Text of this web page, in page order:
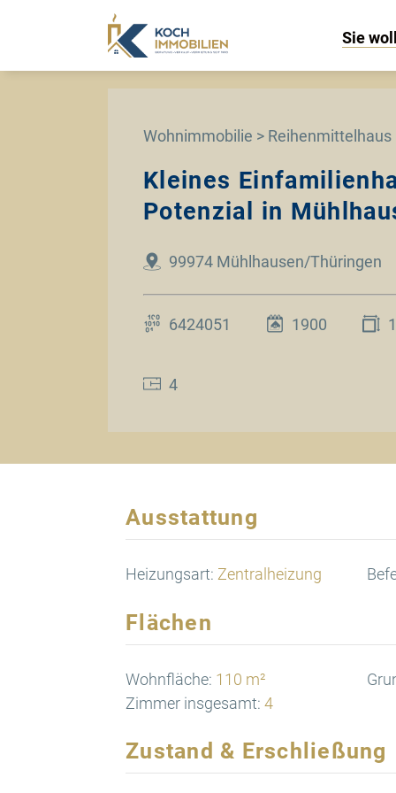
Sie
Wohnimmobilie > Reihenmittelhaus
Kleines
Potenzial in
99974 Mühlhausen/Thüringen
6424051 1900
4
Ausstattung
Heizungsart: Zentralheizung
Flächen
Wohnfläche: 110 m²
Zimmer insgesamt: 4
Zustand & Erschließung